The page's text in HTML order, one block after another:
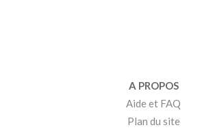
A PROPOS
Aide et FAQ
Plan du site